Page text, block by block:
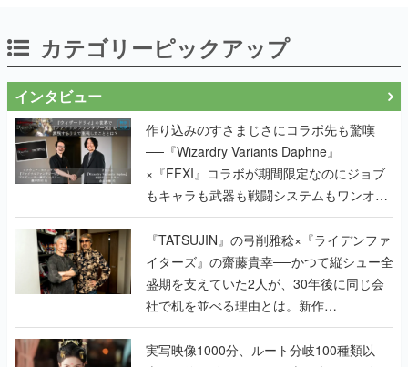
カテゴリーピックアップ
インタビュー
作り込みのすさまじさにコラボ先も驚嘆
──『Wizardry Variants Daphne』
×『FFXI』コラボが期間限定なのにジョブ
もキャラも武器も戦闘システムもワンオフ
で作り込まれた理由を両ディレクターに聞
く
『TATSUJIN』の弓削雅稔×『ライデンファ
イターズ』の齋藤貴幸──かつて縦シュー全
盛期を支えていた2人が、30年後に同じ会
社で机を並べる理由とは。新作
『TATSUJIN EXTREME』で初タッグを組
んだレジェンド2人に訊く開発秘話
実写映像1000分、ルート分岐100種類以